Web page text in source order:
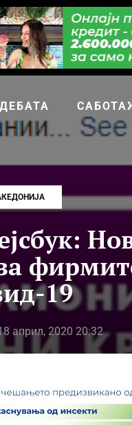
ДЕБАТА
19
април, 2020 20:32